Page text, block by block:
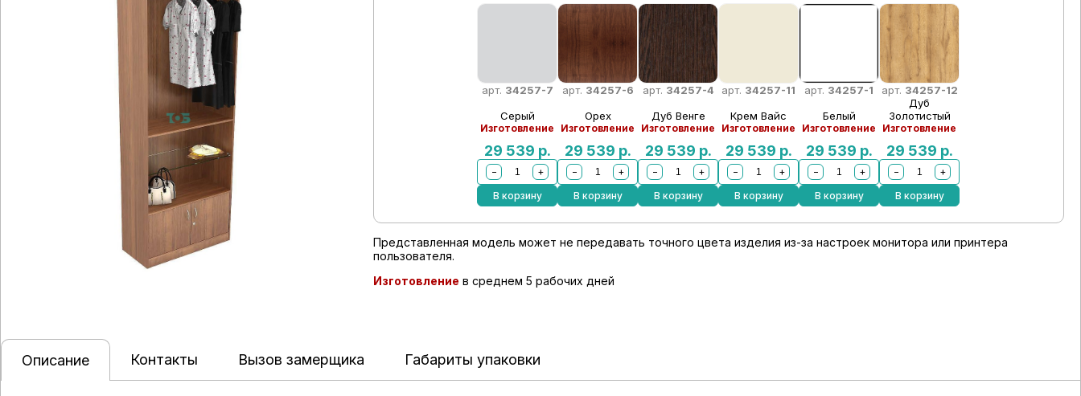
арт. 34257-7
Серый
Изготовление
29 539 р.
−
+
В корзину
арт. 34257-6
Орех
Изготовление
29 539 р.
−
+
В корзину
арт. 34257-4
Дуб Венге
Изготовление
29 539 р.
−
+
В корзину
арт. 34257-11
Крем Вайс
Изготовление
29 539 р.
−
+
В корзину
арт. 34257-1
Белый
Изготовление
29 539 р.
−
+
В корзину
арт. 34257-12
Дуб
Золотистый
Изготовление
29 539 р.
−
+
В корзину
Представленная модель может не передавать точного цвета изделия из-за настроек монитора или принтера
пользователя.
Изготовление в среднем 5 рабочих дней
Описание Контакты Вызов замерщика Габариты упаковки